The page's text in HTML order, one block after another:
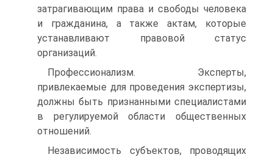
затрагивающим права и свободы человека
и гражданина, а также актам, которые
устанавливают правовой статус
организаций.
Профессионализм. Эксперты,
привлекаемые для проведения экспертизы,
должны быть признанными специалистами
в регулируемой области общественных
отношений.
Независимость субъектов, проводящих